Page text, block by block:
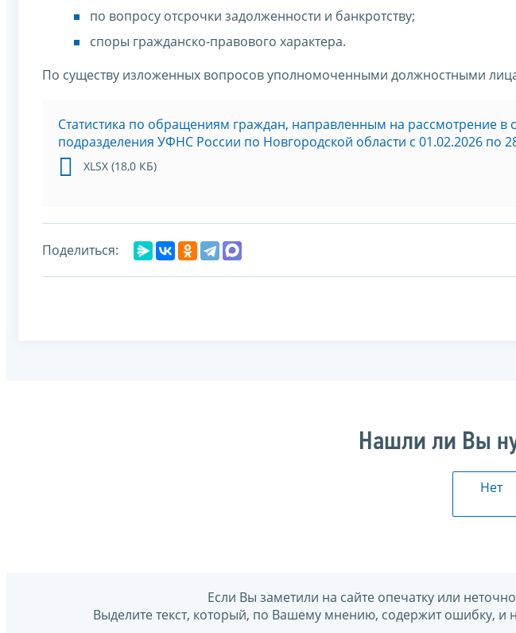
по вопросу отсрочки задолженности и банкротству;
споры гражданско-правового характера.
По существу изложенных вопросов уполномоченными должностными
Статистика по обращениям граждан, направленным на рассмотрение в
подразделения УФНС России по Новгородской области c 01.02.2026 по
XLSX (18,0 КБ)
Поделиться:
Нашли ли Вы
Нет
Если Вы заметили на сайте опечатку или
Выделите текст, который, по Вашему мнению, содержит ошибку,